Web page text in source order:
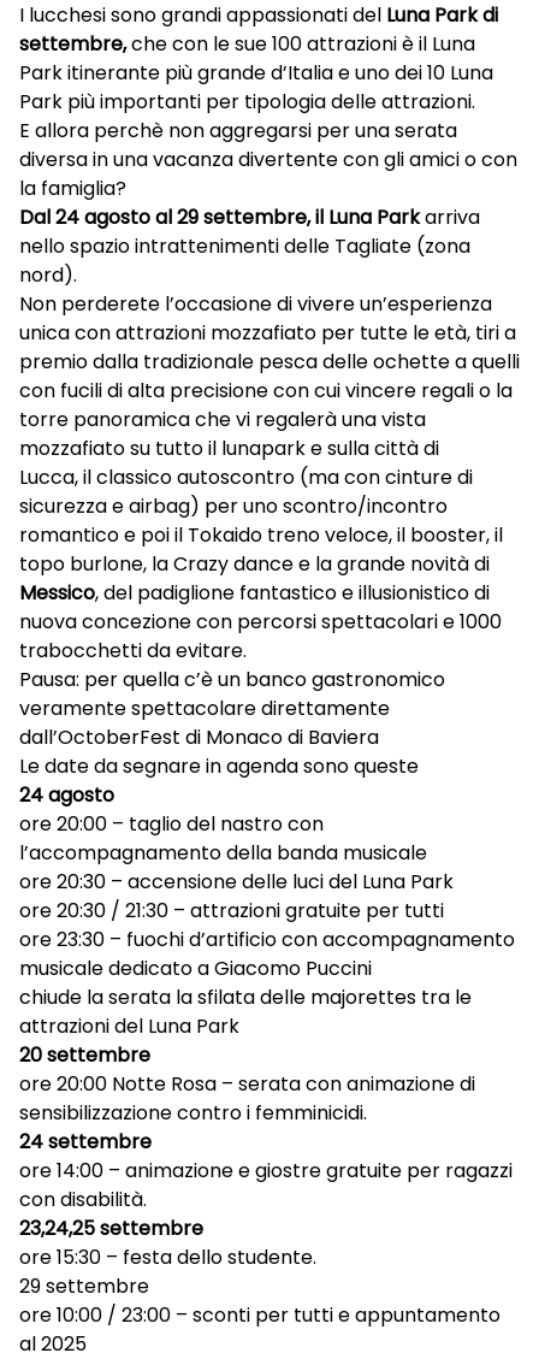
I lucchesi sono grandi appassionati del Luna Park di
settembre,che con le sue 100 attrazioni è il Luna
Park itinerante più grande d’Italia e uno dei 10 Luna
Park più importanti per tipologia delle attrazioni.
E allora perchè non aggregarsi per una serata
diversa in una vacanza divertente con gli amici o con
la famiglia?
Dal 24 agosto al 29 settembre, il Luna Parkarriva
nello spazio intrattenimenti delle Tagliate (zona
nord).
Non perderete l’occasione di vivere un’esperienza
unica con attrazioni mozzafiato per tutte le età, tiri a
premio dalla tradizionale pesca delle ochette a quelli
con fucili di alta precisione con cui vincere regali o la
torre panoramica che vi regalerà una vista
mozzafiato su tutto il lunapark e sulla città di
Lucca, il classico autoscontro (ma con cinture di
sicurezza e airbag) per uno scontro/incontro
romantico e poi il Tokaido treno veloce, il booster, il
topo burlone, la Crazy dance e la grande novità di
Messico, del padiglione fantastico e illusionistico di
nuova concezione con percorsi spettacolari e 1000
trabocchetti da evitare.
Pausa: per quella c’è un banco gastronomico
veramente spettacolare direttamente
dall’OctoberFest di Monaco di Baviera
Le date da segnare in agenda sono queste
24 agosto
ore 20:00 – taglio del nastro con
l’accompagnamento della banda musicale
ore 20:30 – accensione delle luci del Luna Park
ore 20:30 / 21:30 – attrazioni gratuite per tutti
ore 23:30 – fuochi d’artificio con accompagnamento
musicale dedicato a Giacomo Puccini
chiude la serata la sfilata delle majorettes tra le
attrazioni del Luna Park
20 settembre
ore 20:00 Notte Rosa – serata con animazione di
sensibilizzazione contro i femminicidi.
24 settembre
ore 14:00 – animazione e giostre gratuite per ragazzi
con disabilità.
23,24,25 settembre
ore 15:30 – festa dello studente.
29 settembre
ore 10:00 / 23:00 – sconti per tutti e appuntamento
al 2025